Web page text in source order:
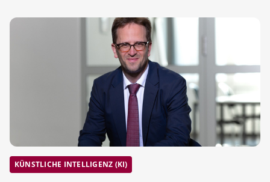
KÜNSTLICHE INTELLIGENZ (KI)